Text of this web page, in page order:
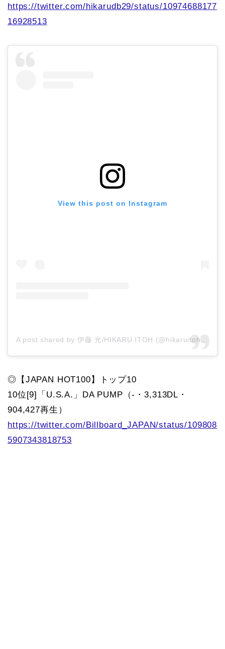
https://twitter.com/hikarudb29/status/10974688177
16928513
View this post on Instagram
◎【JAPAN HOT100】トップ10
10位[9]「U.S.A.」DA PUMP（-・3,313DL・
904,427再生）
https://twitter.com/Billboard_JAPAN/status/109808
5907343818753